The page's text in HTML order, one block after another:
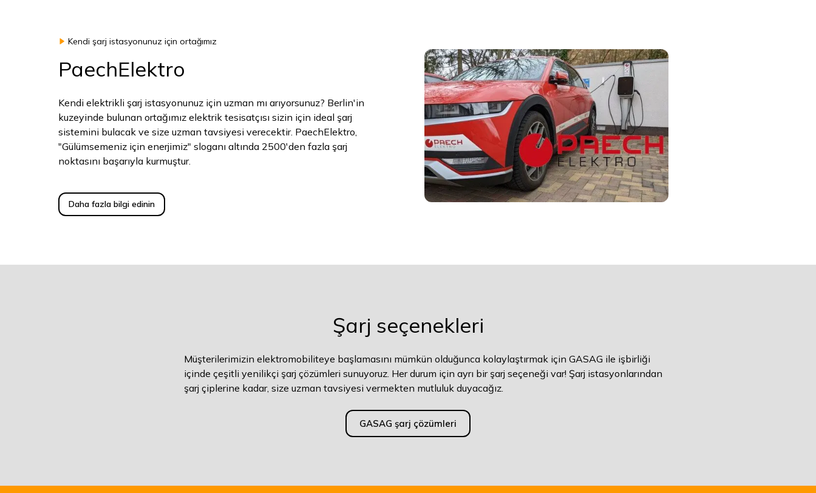
Kendi şarj istasyonunuz için ortağımız
PaechElektro
Kendi elektrikli şarj istasyonunuz için uzman mı arıyorsunuz? Berlin'in
kuzeyinde bulunan ortağımız elektrik tesisatçısı sizin için ideal şarj
sistemini bulacak ve size uzman tavsiyesi verecektir. PaechElektro,
"Gülümsemeniz için enerjimiz" sloganı altında 2500'den fazla şarj
noktasını başarıyla kurmuştur.
Daha fazla bilgi edinin
Şarj seçenekleri
Müşterilerimizin elektromobiliteye başlamasını mümkün olduğunca kolaylaştırmak için GASAG ile işbirliği
içinde çeşitli yenilikçi şarj çözümleri sunuyoruz. Her durum için ayrı bir şarj seçeneği var! Şarj istasyonlarından
şarj çiplerine kadar, size uzman tavsiyesi vermekten mutluluk duyacağız.
GASAG şarj çözümleri